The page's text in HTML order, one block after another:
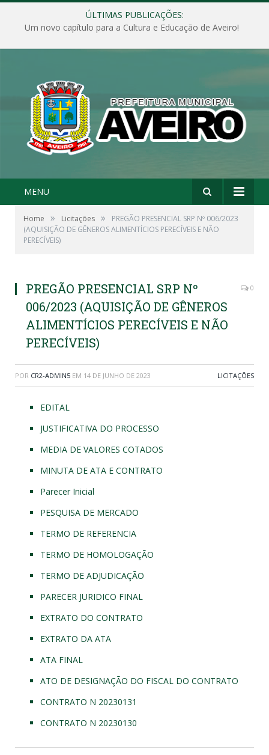
ÚLTIMAS PUBLICAÇÕES:
Um novo capítulo para a Cultura e Educação de Aveiro!
MENU
Home » Licitações »
PREGÃO PRESENCIAL SRP Nº 006/2023
(AQUISIÇÃO DE GÊNEROS ALIMENTÍCIOS PERECÍVEIS E NÃO
PERECÍVEIS)
PREGÃO PRESENCIAL SRP Nº
006/2023 (AQUISIÇÃO DE GÊNEROS
ALIMENTÍCIOS PERECÍVEIS E NÃO
PERECÍVEIS)
0
POR CR2-ADMIN5 EM 14 DE JUNHO DE 2023 LICITAÇÕES
EDITAL
JUSTIFICATIVA DO PROCESSO
MEDIA DE VALORES COTADOS
MINUTA DE ATA E CONTRATO
Parecer Inicial
PESQUISA DE MERCADO
TERMO DE REFERENCIA
TERMO DE HOMOLOGAÇÃO
TERMO DE ADJUDICAÇÃO
PARECER JURIDICO FINAL
EXTRATO DO CONTRATO
EXTRATO DA ATA
ATA FINAL
ATO DE DESIGNAÇÃO DO FISCAL DO CONTRATO
CONTRATO N 20230131
CONTRATO N 20230130